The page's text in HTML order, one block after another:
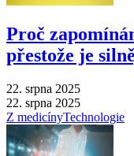
Proč
přestože je
22. srpna 2025
22. srpna 2025
Z medicínyTechnologie